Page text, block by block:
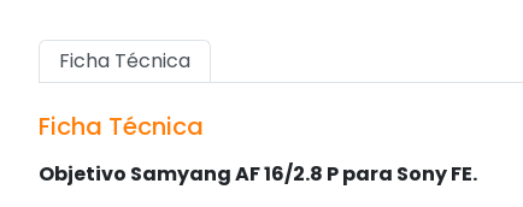
Ficha Técnica
Ficha Técnica
Objetivo Samyang AF 16/2.8 P para Sony FE.